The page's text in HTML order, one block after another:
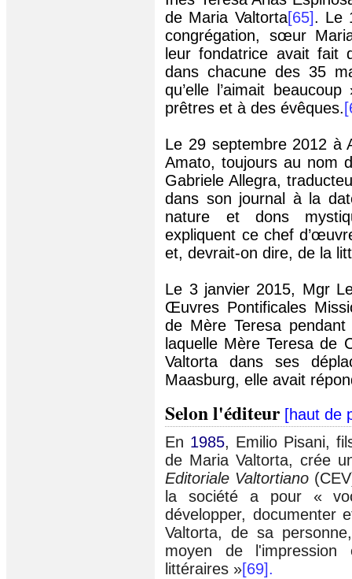
de Maria Valtorta[65]. Le
congrégation, sœur
leur fondatrice avait fait
dans chacune des 35
qu’elle l’aimait
prêtres et à des évêques.
Le 29 septembre 2012 à
Amato, toujoursau nom
Gabriele Allegra,
dans son journal à la
nature et dons
expliquent ce chef
et, devrait-on dire, de la
Le 3 janvier 2015, Mgr
Œuvres Pontificales
de Mère Teresa
laquelle Mère Teresa de
Valtorta dans ses
Maasburg, elle avait
Selon l'éditeur [haut de
En 1985, Emilio Pisani,
de Maria Valtorta, crée
Editoriale Valtortiano
la société a pour «
développer, documenter
Valtorta, de sa
moyen de
littéraires »[69].